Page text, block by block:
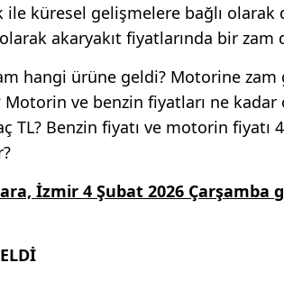
küresel gelişmelere bağlı olarak
akaryakıt fiyatlarında bir zam
hangi ürüne geldi? Motorine
Motorin ve benzin fiyatları ne kadar
TL? Benzin fiyatı ve motorin fiyatı
İzmir 4 Şubat 2026 Çarşamba